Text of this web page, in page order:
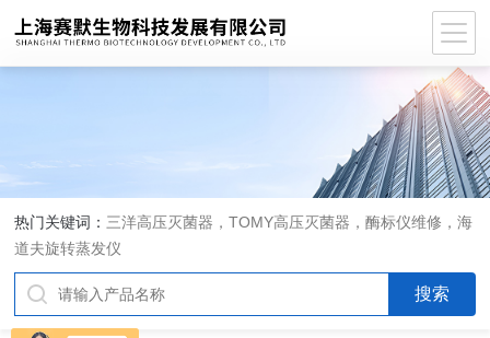
热门关键词： 三洋高压灭菌器，TOMY高压灭菌器，酶标仪维修，海
道夫旋转蒸发仪